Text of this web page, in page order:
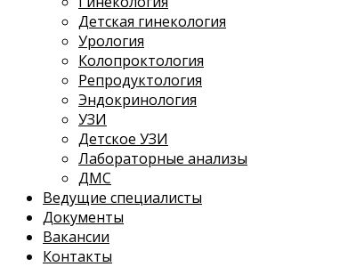
Детская гинекология
Урология
Колопроктология
Репродуктология
Эндокринология
УЗИ
Детское УЗИ
Лабораторные анализы
ДМС
Ведущие специалисты
Документы
Вакансии
Контакты